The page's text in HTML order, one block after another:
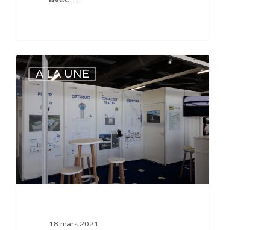
Bordeaux
:
Cycl’Eau
on
line
les
7-
8-
9
A LA UNE
18 mars 2021